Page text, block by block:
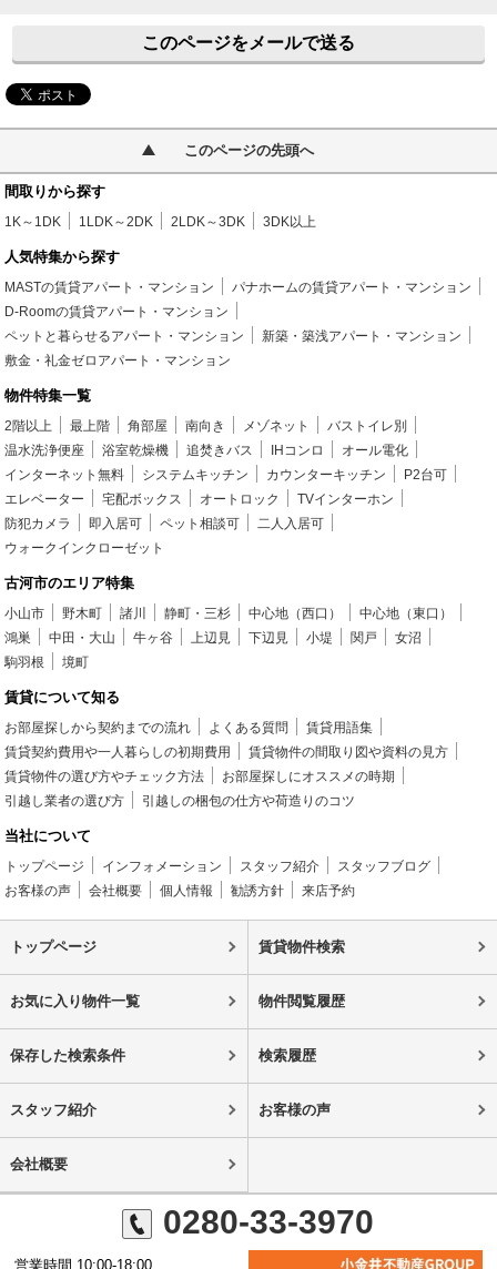
このページをメールで送る
このページの先頭へ
間取りから探す
1K～1DK 1LDK～2DK 2LDK～3DK 3DK以上
人気特集から探す
MASTの賃貸アパート・マンション
パナホームの賃貸アパート・マンション
D-Roomの賃貸アパート・マンション
ペットと暮らせるアパート・マンション
新築・築浅アパート・マンション
敷金・礼金ゼロアパート・マンション
物件特集一覧
2階以上 最上階 角部屋 南向き メゾネット
バストイレ別
温水洗浄便座
浴室乾燥機 追焚きバス IHコンロ
オール電化
インターネット無料
システムキッチン カウンターキッチン
P2台可
エレベーター
宅配ボックス オートロック
TVインターホン
防犯カメラ
即入居可 ペット相談可
二人入居可
ウォークインクローゼット
古河市のエリア特集
小山市 野木町 諸川 静町・三杉 中心地（西口）
中心地（東口）
鴻巣
中田・大山 牛ヶ谷 上辺見 下辺見 小堤 関戸
女沼
駒羽根
境町
賃貸について知る
お部屋探しから契約までの流れ よくある質問
賃貸用語集
賃貸契約費用や一人暮らしの初期費用
賃貸物件の間取り図や資料の見方
賃貸物件の選び方やチェック方法
お部屋探しにオススメの時期
引越し業者の選び方
引越しの梱包の仕方や荷造りのコツ
当社について
トップページ インフォメーション スタッフ紹介
スタッフブログ
お客様の声
会社概要 個人情報 勧誘方針 来店予約
トップページ 賃貸物件検索
お気に入り物件一覧 物件閲覧履歴
保存した検索条件 検索履歴
スタッフ紹介 お客様の声
会社概要
0280-33-3970
営業時間 10:00-18:00